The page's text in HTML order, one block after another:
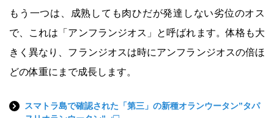
もう一つは、成熟しても肉ひだが発達しない劣位のオス
で、これは「アンフランジオス」と呼ばれます。体格も大
きく異なり、フランジオスは時にアンフランジオスの倍ほ
どの体重にまで成長します。
スマトラ島で確認された「第三」の新種オランウータン”タパ